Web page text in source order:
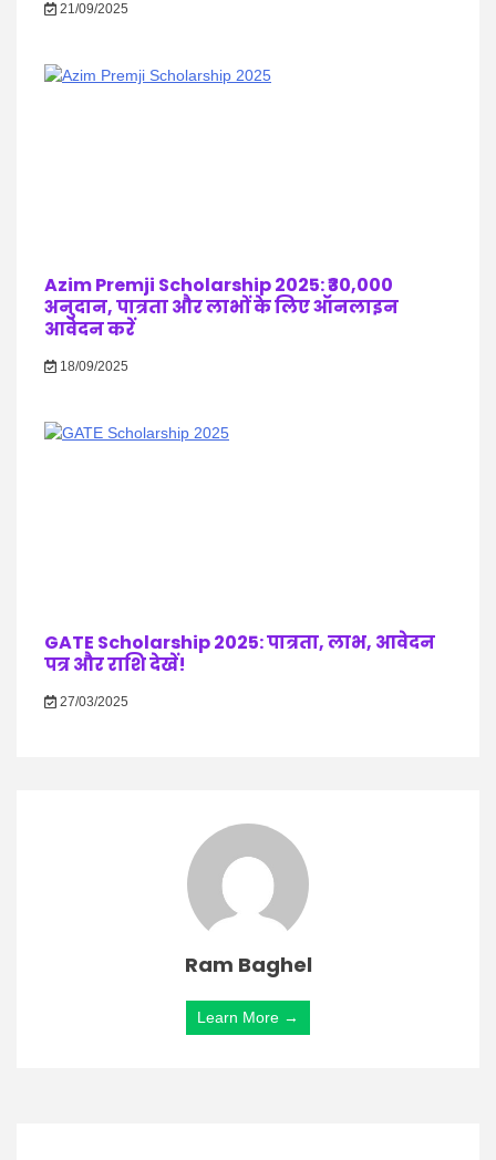
21/09/2025
Azim Premji Scholarship 2025: ₹30,000
अनुदान, पात्रता और लाभों के लिए ऑनलाइन
आवेदन करें
18/09/2025
GATE Scholarship 2025: पात्रता, लाभ, आवेदन
पत्र और राशि देखें!
27/03/2025
Ram Baghel
Learn More →